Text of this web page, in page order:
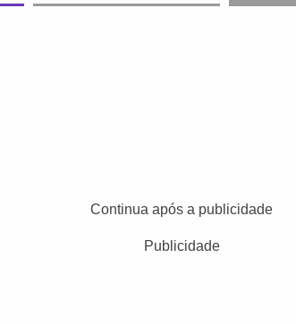
Continua após a publicidade
Publicidade